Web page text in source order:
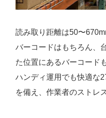
読み取り距離は50〜
バーコードはもちろん、
た位置にあるバーコード
ハンディ運用でも快適な
を備え、作業者のストレ